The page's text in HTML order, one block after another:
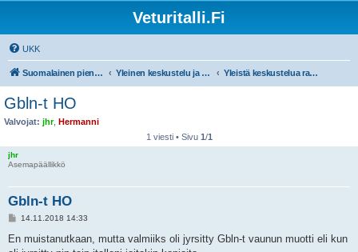
Veturitalli.Fi
UKK
Suomalainen pienoisrautatiefoorumi Yleinen keskustelu ja muut mittakaavat Yleistä keskustelua rautateistä ja pienoisrautateistä
Gbln-t HO
Valvojat: jhr, Hermanni
1 viesti • Sivu 1/1
jhr
Asemapäällikkö
Gbln-t HO
V
e
14.11.2018 14:33
En muistanutkaan, mutta valmiiks oli jyrsitty Gbln-t vaunun muotti eli kun